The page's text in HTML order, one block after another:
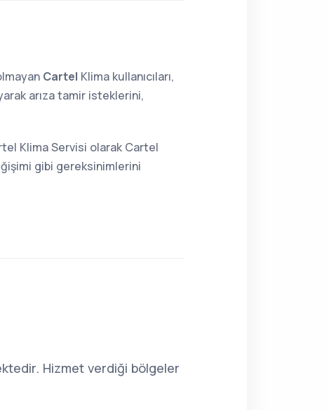
Cartel Klima kullanıcıları,
arıza tamir isteklerini,
Klima Servisi olarak Cartel
gibi gereksinimlerini
Hizmet verdiği bölgeler